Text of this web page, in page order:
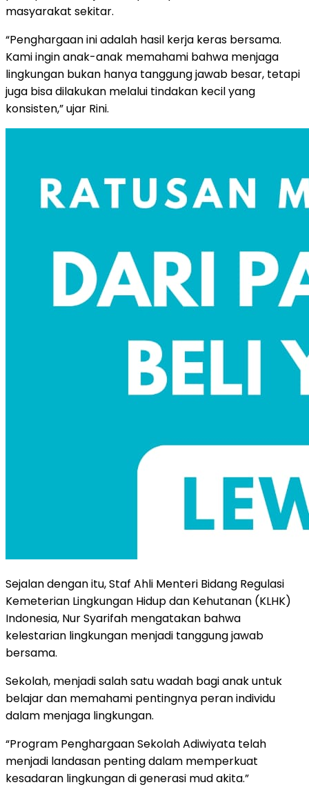
masyarakat sekitar.
“Penghargaan ini adalah hasil kerja keras bersama.
Kami ingin anak-anak memahami bahwa menjaga
lingkungan bukan hanya tanggung jawab besar, tetapi
juga bisa dilakukan melalui tindakan kecil yang
konsisten,” ujar Rini.
Sejalan dengan itu, Staf Ahli Menteri Bidang Regulasi
Kemeterian Lingkungan Hidup dan Kehutanan (KLHK)
Indonesia, Nur Syarifah mengatakan bahwa
kelestarian lingkungan menjadi tanggung jawab
bersama.
Sekolah, menjadi salah satu wadah bagi anak untuk
belajar dan memahami pentingnya peran individu
dalam menjaga lingkungan.
“Program Penghargaan Sekolah Adiwiyata telah
menjadi landasan penting dalam memperkuat
kesadaran lingkungan di generasi mud akita.”